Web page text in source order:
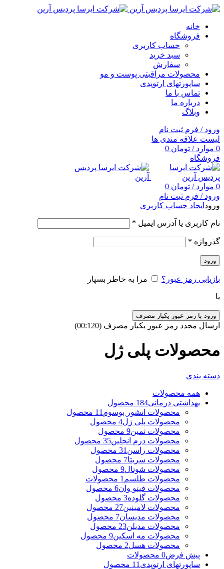
خانه
فروشگاه
حساب کاربری
سبد خرید
سفارش
محصولات مراقبتی پوست و مو
ساپورتهای ارتوپدی
تماس با ما
درباره ما
وبلاگ
ورود / فرم ثبت نام
لیست علاقه مندی ها
0 موارد / تومان
فروشگاه
0 موارد / تومان
ورود / فرم ثبت نام
ورود ایجاد حساب کاربری
نام کاربری یا آدرس ایمیل *
گذرواژه *
ورود
بازیابی رمز عبور؟ مرا به خاطر بسپار
یا
ورود با رمز عبور یکبار مصرف
ارسال مجدد رمز عبور یکبار مصرف (00:
120
)
محصولات پلی ژل
دسته بندی
همه محصولات
بهداشتی درمانی184 محصول
محصولات انشور بوسوم 11 محصول
محصولات پلی ژل4 محصول
محصولات ثمین9 محصول
محصولات درم انجلین35 محصول
محصولات راسن 31 محصول
محصولات سریتا7 محصول
محصولات شوتال9 محصول
محصولات طلسم 1 محصولات
محصولات فیتو وان6 محصول
محصولات گلوده3 محصول
محصولات لامینین27 محصول
محصولات مدیسان7 محصول
محصولات مدیلن23 محصول
محصولات مه اسکین9 محصول
محصولات هسل2 محصول
پیش فرض0 محصولات
ساپورتهای ارتوپدی 11 محصول